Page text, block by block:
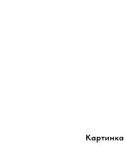
Картинка